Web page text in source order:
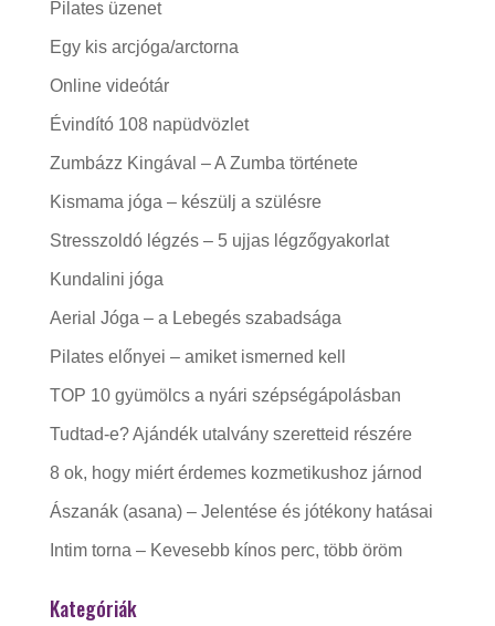
Pilates üzenet
Egy kis arcjóga/arctorna
Online videótár
Évindító 108 napüdvözlet
Zumbázz Kingával – A Zumba története
Kismama jóga – készülj a szülésre
Stresszoldó légzés – 5 ujjas légzőgyakorlat
Kundalini jóga
Aerial Jóga – a Lebegés szabadsága
Pilates előnyei – amiket ismerned kell
TOP 10 gyümölcs a nyári szépségápolásban
Tudtad-e? Ajándék utalvány szeretteid részére
8 ok, hogy miért érdemes kozmetikushoz járnod
Ászanák (asana) – Jelentése és jótékony hatásai
Intim torna – Kevesebb kínos perc, több öröm
Kategóriák